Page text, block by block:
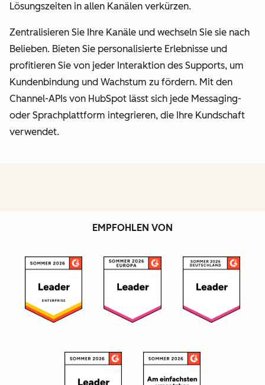
Lösungszeiten in allen Kanälen verkürzen.
Zentralisieren Sie Ihre Kanäle und wechseln Sie sie nach
Belieben. Bieten Sie personalisierte Erlebnisse und
profitieren Sie von jeder Interaktion des Supports, um
Kundenbindung und Wachstum zu fördern. Mit den
Channel-APIs von HubSpot lässt sich jede Messaging-
oder Sprachplattform integrieren, die Ihre Kundschaft
verwendet.
EMPFOHLEN VON